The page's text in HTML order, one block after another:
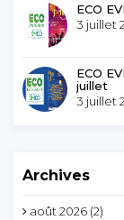
ECO
3 juillet
ECO
juillet
3 juillet
Archives
août 2026 (2)